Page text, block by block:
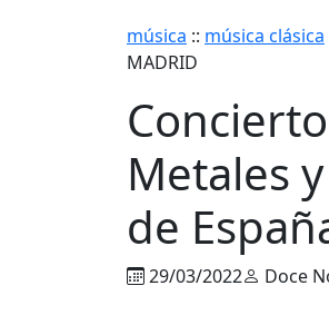
música :: música clásica
MADRID
Metales
de
29/03/2022 Doce